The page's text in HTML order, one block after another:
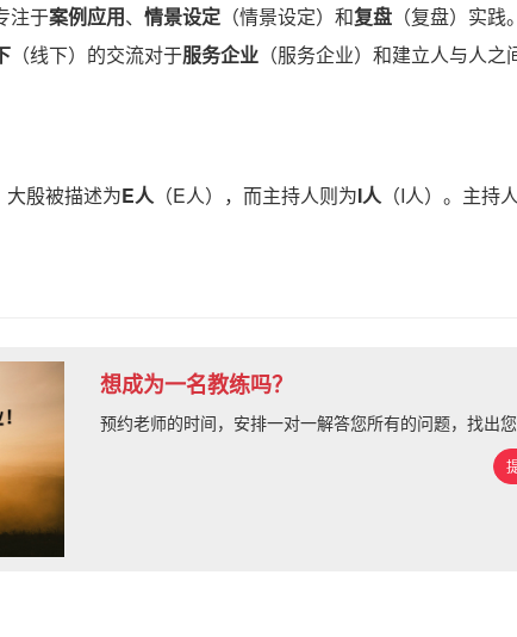
注于案例应用、 情景设定 （情景设定）和复盘 （复盘）实
（线下）的交流对于服务企业 （服务企业）和建立人与人之
大殷被描述为E人（E人），而主持人则为I人（I人）。主持
想成为一名教练吗？
预约老师的时间，安排一对一解答您所有的问题，找出